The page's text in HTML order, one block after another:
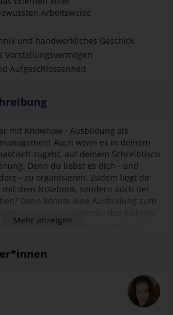
und handwerkliches Geschick
Aufgeschlossenheit
mit Knowhow - Ausbildung als
zugeht, auf deinem Schreibtisch
Denn du liebst es dich - und
- zu organisieren. Zudem liegt dir
dem Notebook, sondern auch der
Dann könnte eine Ausbildung zum
Büromanagement genau das Richtige
Beruf verwaltest und organisiert du
Unternehmens. Du kümmerst dich
um Anfragen, hältst dem Chef
Herausforderungen des täglichen
Einsatzmöglichkeiten als Kaufmann für
dabei so vielfältig wie die täglichen
Branche muss der
werden.
Mehr anzeigen